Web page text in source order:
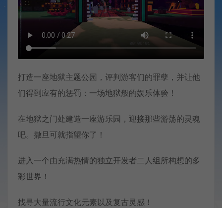
打造一座地狱主题公园，评判游客们的罪孽，并让他
们得到应有的惩罚：一场地狱般的娱乐体验！
在地狱之门处建造一座游乐园，迎接那些游荡的灵魂
吧。撒旦可就指望你了！
进入一个由充满热情的独立开发者二人组所构想的多
彩世界！
找寻大量流行文化元素以及复古灵感！